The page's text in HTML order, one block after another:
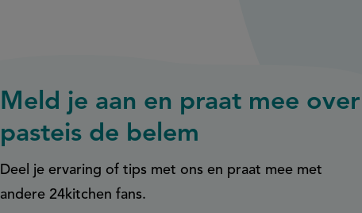
Meld je aan en praat mee over
pasteis de belem
Deel je ervaring of tips met ons en praat mee met
andere 24kitchen fans.